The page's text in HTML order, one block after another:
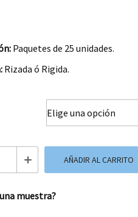
Paquetes de 25 unidades.
Rizada ó Rigida.
de Papel Basica Negra cantidad
AÑADIR AL CARRITO
muestra?